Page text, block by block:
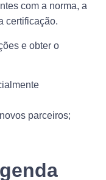
com a norma, a
certificação.
e obter o
parceiros;